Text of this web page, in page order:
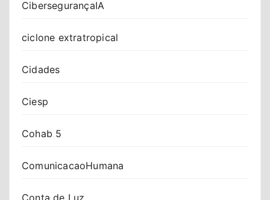
CibersegurançaIA
ciclone extratropical
Cidades
Ciesp
Cohab 5
ComunicacaoHumana
Conta de Luz